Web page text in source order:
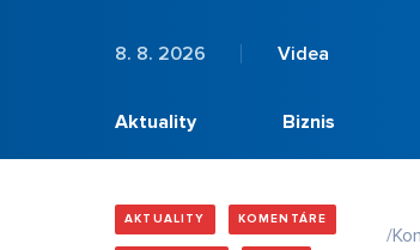
8. 8. 2026 Videa
Aktuality Biznis
AKTUALITY KOMENTÁRE
/